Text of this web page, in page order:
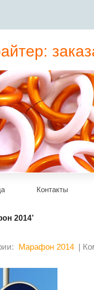
Контакты
2014’
Марафон 2014 |